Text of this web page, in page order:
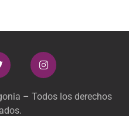
– Todos los derechos